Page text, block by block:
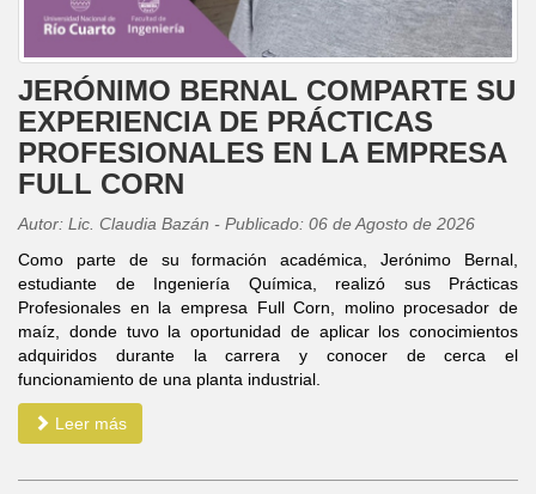
JERÓNIMO BERNAL COMPARTE SU
EXPERIENCIA DE PRÁCTICAS
PROFESIONALES EN LA EMPRESA
FULL CORN
Autor: Lic. Claudia Bazán - Publicado: 06 de Agosto de 2026
Como parte de su formación académica, Jerónimo Bernal,
estudiante de Ingeniería Química, realizó sus Prácticas
Profesionales en la empresa Full Corn, molino procesador de
maíz, donde tuvo la oportunidad de aplicar los conocimientos
adquiridos durante la carrera y conocer de cerca el
funcionamiento de una planta industrial.
Leer más